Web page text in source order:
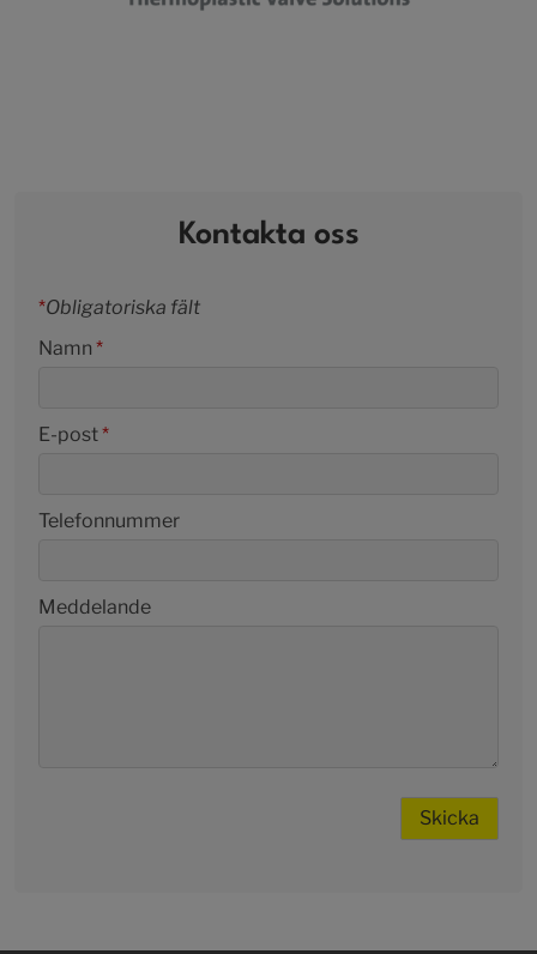
Kontakta oss
*Obligatoriska fält
Namn *
E-post*
Telefonnummer
Meddelande